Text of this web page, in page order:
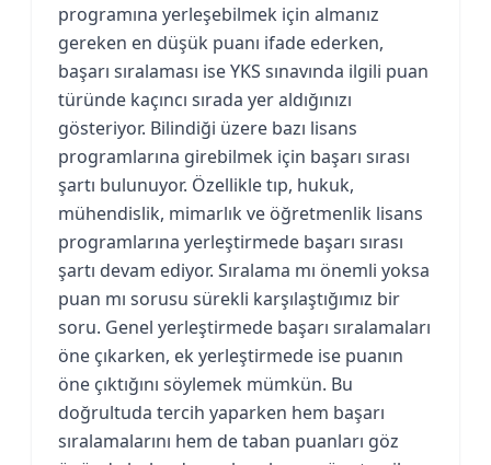
programına yerleşebilmek için almanız
gereken en düşük puanı ifade ederken,
başarı sıralaması ise YKS sınavında ilgili puan
türünde kaçıncı sırada yer aldığınızı
gösteriyor. Bilindiği üzere bazı lisans
programlarına girebilmek için başarı sırası
şartı bulunuyor. Özellikle tıp, hukuk,
mühendislik, mimarlık ve öğretmenlik lisans
programlarına yerleştirmede başarı sırası
şartı devam ediyor. Sıralama mı önemli yoksa
puan mı sorusu sürekli karşılaştığımız bir
soru. Genel yerleştirmede başarı sıralamaları
öne çıkarken, ek yerleştirmede ise puanın
öne çıktığını söylemek mümkün. Bu
doğrultuda tercih yaparken hem başarı
sıralamalarını hem de taban puanları göz